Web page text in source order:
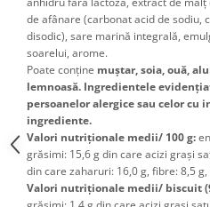
de afânare (carbonat acid de sodiu,
disodic), sare marină integrală,
soarelui, arome.
Poate conține muștar, soia, ouă,
lemnoasă. Ingredientele
persoanelor alergice sau celor cu
ingrediente.
Valori nutriționale medii/ 100 g:
grăsimi: 15,6 g din care acizi grași
din care zaharuri: 16,0 g, fibre: 8,5
Valori nutriționale medii/ biscuit